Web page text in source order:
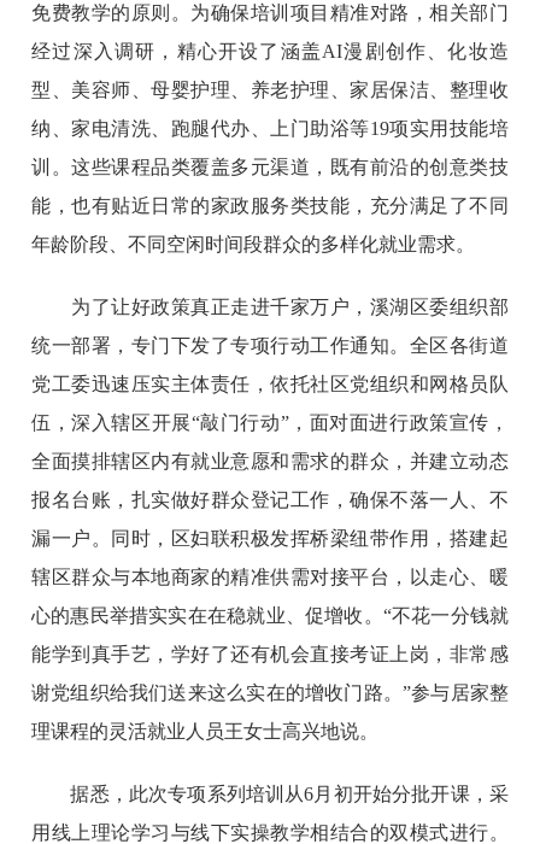
免费教学的原则。为确保培训项目精准对路，相关部门
经过深入调研，精心开设了涵盖AI漫剧创作、化妆造
型、美容师、母婴护理、养老护理、家居保洁、整理收
纳、家电清洗、跑腿代办、上门助浴等19项实用技能培
训。这些课程品类覆盖多元渠道，既有前沿的创意类技
能，也有贴近日常的家政服务类技能，充分满足了不同
年龄阶段、不同空闲时间段群众的多样化就业需求。
为了让好政策真正走进千家万户，溪湖区委组织部
统一部署，专门下发了专项行动工作通知。全区各街道
党工委迅速压实主体责任，依托社区党组织和网格员队
伍，深入辖区开展“敲门行动”，面对面进行政策宣传，
全面摸排辖区内有就业意愿和需求的群众，并建立动态
报名台账，扎实做好群众登记工作，确保不落一人、不
漏一户。同时，区妇联积极发挥桥梁纽带作用，搭建起
辖区群众与本地商家的精准供需对接平台，以走心、暖
心的惠民举措实实在在稳就业、促增收。“不花一分钱就
能学到真手艺，学好了还有机会直接考证上岗，非常感
谢党组织给我们送来这么实在的增收门路。”参与居家整
理课程的灵活就业人员王女士高兴地说。
据悉，此次专项系列培训从6月初开始分批开课，采
用线上理论学习与线下实操教学相结合的双模式进行。